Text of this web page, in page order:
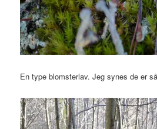
En type blomsterlav. Jeg synes de er